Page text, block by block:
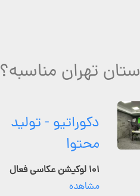
تهران مناسبه؟
دکوراتیو - تولید
محتوا
۱۰۱ لوکیشن عکاسی فعال
مشاهده